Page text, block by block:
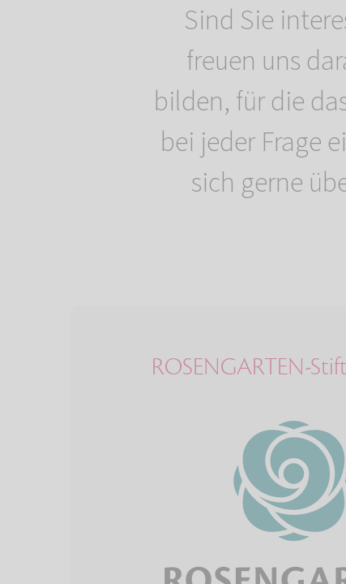
Sind Sie
freuen uns
bilden, für die
bei jeder Frage
sich gerne
ROSENGARTEN-